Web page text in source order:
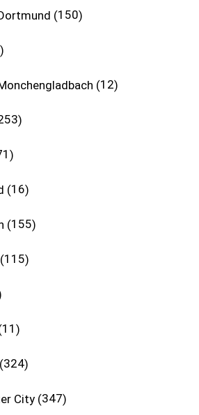
150
12
16
155
115
11
324
City 347